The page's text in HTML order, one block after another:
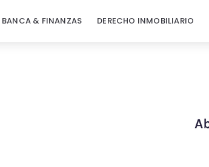
BANCA & FINANZAS DERECHO INMOBILIARIO